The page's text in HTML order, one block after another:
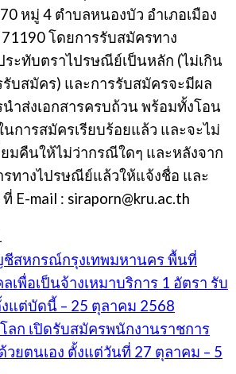
หมู่ 4 ตําบลหนองบัว อําเภอเมือง
โดยการรับสมัครทาง
ะทับตราไปรษณีย์เป็นหลัก (ไม่เกิน
บสมัคร) และการรับสมัครจะมีผล
าส่งเอกสารครบถ้วน พร้อมทั้งโอน
นการสมัครเรียบร้อยแล้ว และจะไม่
ยมคืนให้ไม่ว่ากรณีใดๆ และหลังจาก
รทางไปรษณีย์แล้วให้แจ้งชื่อ และ
E-mail : siraporn@kru.ac.th
สหกรณ์กรุงเทพมหานคร พื้นที่
เพื่อเป็นจ้างเหมาบริการ 1 อัตรา รับ
แต่บัดนี้ – 25 ตุลาคม 2568
ลก เปิดรับสมัครพนักงานราชการ
วยตนเอง ตั้งแต่วันที่ 27 ตุลาคม – 5